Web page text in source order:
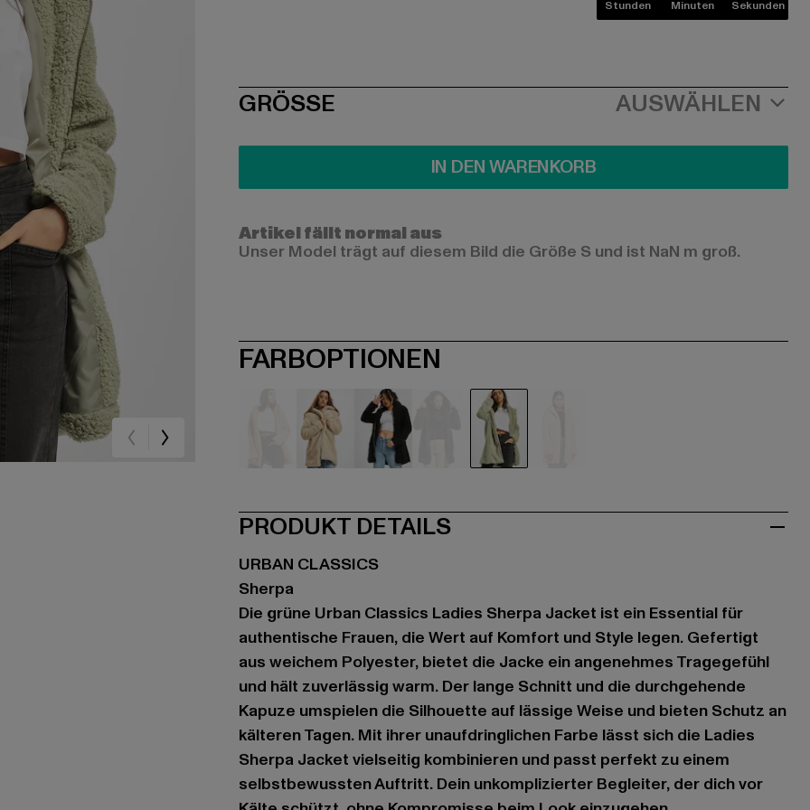
Stunden Minuten Sekunden
SIZE
GRÖSSE AUSWÄHLEN
IN DEN WARENKORB
Artikel fällt normal aus
Unser Model trägt auf diesem Bild die Größe S und ist NaN m groß.
FARBOPTIONEN
PRODUKT DETAILS
URBAN CLASSICS
Sherpa
Die grüne Urban Classics Ladies Sherpa Jacket ist ein Essential für
authentische Frauen, die Wert auf Komfort und Style legen. Gefertigt
aus weichem Polyester, bietet die Jacke ein angenehmes Tragegefühl
und hält zuverlässig warm. Der lange Schnitt und die durchgehende
Kapuze umspielen die Silhouette auf lässige Weise und bieten Schutz an
kälteren Tagen. Mit ihrer unaufdringlichen Farbe lässt sich die Ladies
Sherpa Jacket vielseitig kombinieren und passt perfekt zu einem
selbstbewussten Auftritt. Dein unkomplizierter Begleiter, der dich vor